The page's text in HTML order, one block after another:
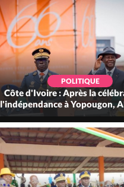
POLITIQUE
Côte d'Ivoire : Après la
l'indépendance à Yopougon,